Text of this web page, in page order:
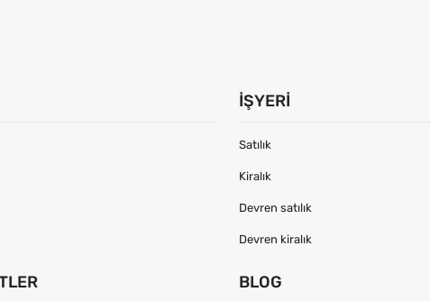
İŞYERI
Satılık
Kiralık
Devren satılık
Devren kiralık
BLOG